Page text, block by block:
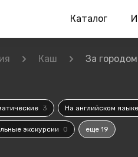
Каталог
Каш За городом
3 На английском языке
экскурсии 0 еще 19